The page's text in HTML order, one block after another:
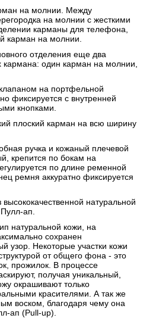
на молнии. Между
на молнии с жесткими
карманы для телефона,
карман на молнии.
отделения еще два
кармана: один карман на молнии,
на портфельной
фиксируется с внутренней
кнопками.
плоский карман на всю ширину
ручка и кожаный плечевой
крепится по бокам на
по длине ременной
ремня аккуратно фиксируется
натуральной
ап.
натуральной кожи, на
сохранен
узор. Некоторые участки кожи
от общего фона - это
прожилок. В процессе
получая уникальный,
окрашивают только
красителями. А так же
воском, благодаря чему она
ап (Pull-up).